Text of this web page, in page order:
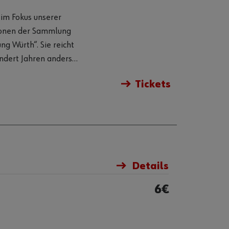
der Sammlung
Würth“. Sie reicht
Jahren anders
Tickets
Details
6€